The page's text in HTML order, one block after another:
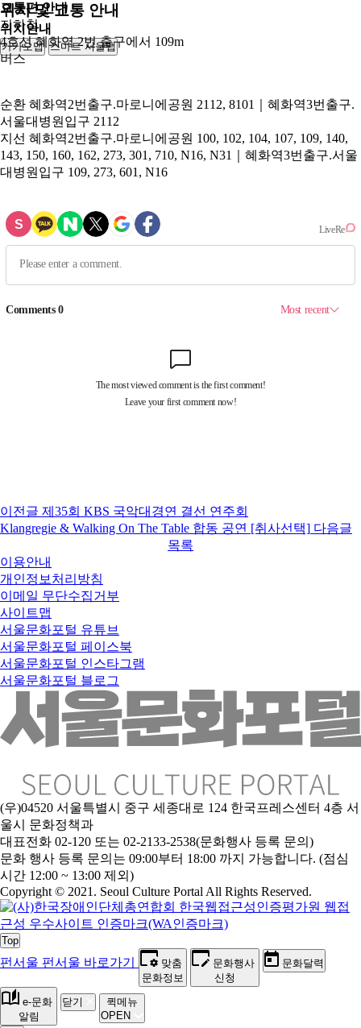
위치 및 교통 안내
위치안내
카카오맵 스마트 서울맵
250m
교통편 안내
지하철
4호선 혜화역 2번 출구에서 109m
버스
순환 혜화역2번출구.마로니에공원 2112, 8101｜혜화역3번출구.
서울대병원입구 2112
지선 혜화역2번출구.마로니에공원 100, 102, 104, 107, 109, 140,
143, 150, 160, 162, 273, 301, 710, N16, N31｜혜화역3번출구.서울
대병원입구 109, 273, 601, N16
이전글 제35회 KBS 국악대경연 결선 연주회
Klangregie & Walking On The Table 합동 공연 [취사선택] 다음글
목록
이용안내
개인정보처리방침
이메일 무단수집거부
사이트맵
서울문화포털 유튜브
서울문화포털 페이스북
서울문화포털 인스타그램
서울문화포털 블로그
(우)04520 서울특별시 중구 세종대로 124 한국프레스센터 4층 서
울시 문화정책과
대표전화 02-120 또는 02-2133-2538(문화행사 등록 문의)
문화 행사 등록 문의는 09:00부터 18:00 까지 가능합니다. (점심
시간 12:00 ~ 13:00 제외)
Copyright © 2021. Seoul Culture Portal All Rights Reserved.
Top
펀서울 펀서울 바로가기
맞춤
문화정보
문화행사
신청
문화달력
e-문화
알림
닫기
퀵메뉴
OPEN